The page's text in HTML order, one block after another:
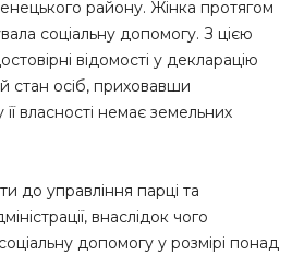
району. Жінка протягом
соціальну допомогу. З цією
відомості у декларацію
стан осіб, приховавши
власності немає земельних
до управління парці та
внаслідок чого
допомогу у розмірі понад